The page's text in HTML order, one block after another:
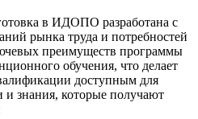
в ИДОПО разработана с
рынка труда и потребностей
преимуществ программы
обучения, что делает
доступным для
знания, которые получают